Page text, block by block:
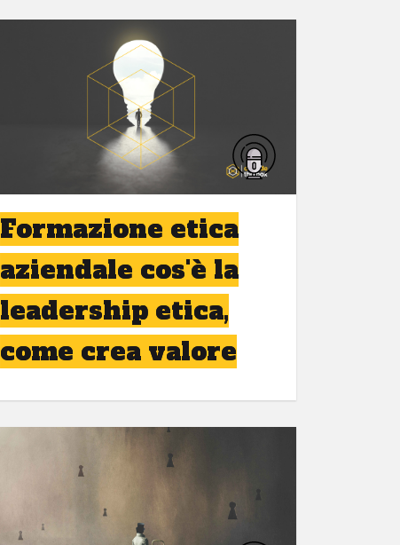
Formazione etica
aziendale cos'è la
leadership etica,
come crea valore